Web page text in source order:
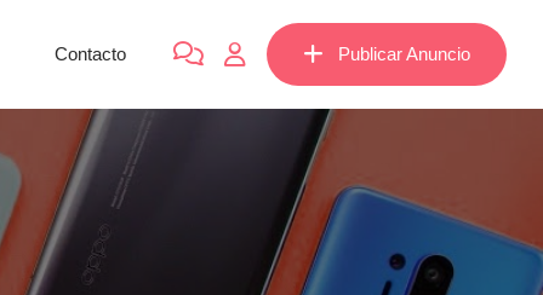
Publicar Anuncio
Contacto